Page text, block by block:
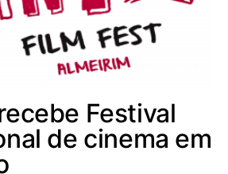
Festival
de cinema em